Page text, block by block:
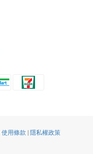
使用條款 | 隱私權政策